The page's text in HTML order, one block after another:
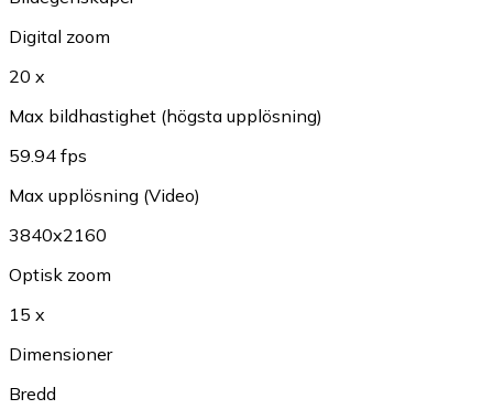
Digital zoom
20 x
Max bildhastighet (högsta upplösning)
59.94 fps
Max upplösning (Video)
3840x2160
Optisk zoom
15 x
Dimensioner
Bredd